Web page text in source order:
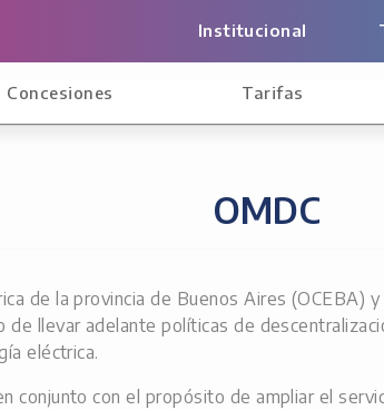
Institucional
Concesiones Tarifas
OMDC
de la provincia de Buenos Aires (OCEBA)
llevar adelante políticas de
eléctrica.
conjunto con el propósito de ampliar el